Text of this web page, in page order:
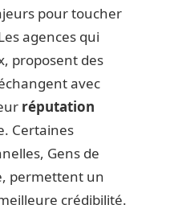
pour toucher
agences qui
proposent des
avec
réputation
Certaines
Gens de
permettent un
crédibilité.